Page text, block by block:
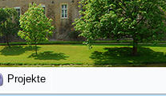
Projekte